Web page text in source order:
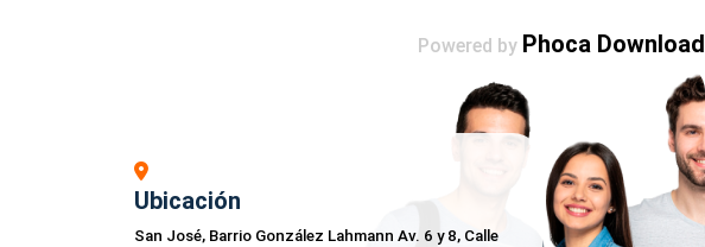
Powered by Phoca Download
Ubicación
San José, Barrio González Lahmann Av. 6 y 8, Calle